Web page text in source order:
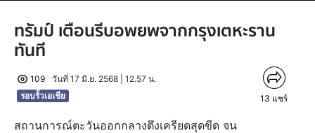
ทรัมป์ เตือนรีบอพยพจากกรุงเตหะราน
ทันที
109
วันที่ 17 มิ.ย. 2568 | 12.57 น.
รอบรั้วเอเชีย
13 แชร์
สถานการณ์ตะวันออกกลางตึงเครียดสุดขีด จน